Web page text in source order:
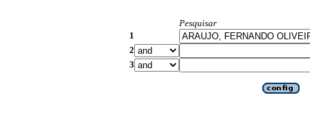
Pesquisar
1
2
3